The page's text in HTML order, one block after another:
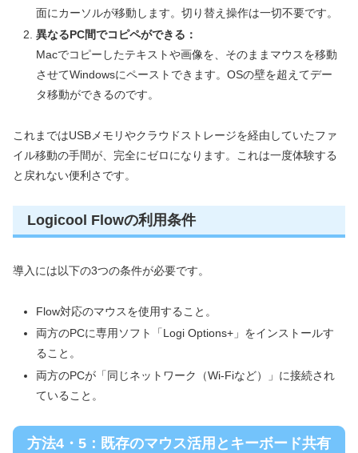
面にカーソルが移動します。切り替え操作は一切不要です。
異なるPC間でコピペができる：
Macでコピーしたテキストや画像を、そのままマウスを移動
させてWindowsにペーストできます。OSの壁を超えてデー
タ移動ができるのです。
これまではUSBメモリやクラウドストレージを経由していたファ
イル移動の手間が、完全にゼロになります。これは一度体験する
と戻れない便利さです。
Logicool Flowの利用条件
導入には以下の3つの条件が必要です。
Flow対応のマウスを使用すること。
両方のPCに専用ソフト「Logi Options+」をインストールす
ること。
両方のPCが「同じネットワーク（Wi-Fiなど）」に接続され
ていること。
方法4・5：既存のマウス活用とキーボード共有